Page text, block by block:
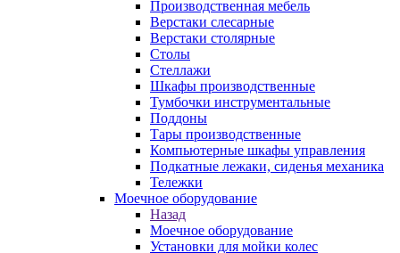
Производственная мебель
Верстаки слесарные
Верстаки столярные
Столы
Стеллажи
Шкафы производственные
Тумбочки инструментальные
Поддоны
Тары производственные
Компьютерные шкафы управления
Подкатные лежаки, сиденья механика
Тележки
Моечное оборудование
Назад
Моечное оборудование
Установки для мойки колес